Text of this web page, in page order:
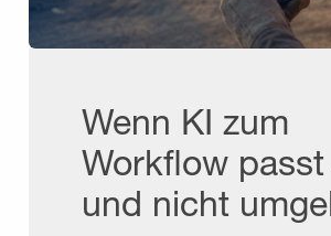
Wenn KI zum
Workflow passt
und nicht